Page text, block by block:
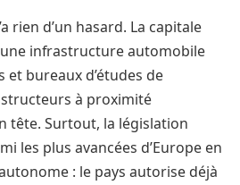
rien d’un hasard. La capitale
infrastructure automobile
et bureaux d’études de
à proximité
tête. Surtout, la législation
les plus avancées d’Europe en
: le pays autorise déjà